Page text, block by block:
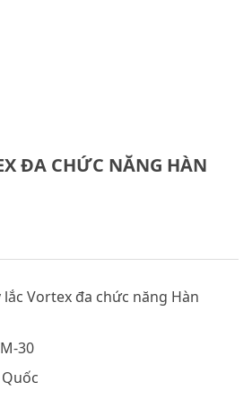
ĐA CHỨC NĂNG HÀN
lắc Vortex đa chức năng Hàn
30